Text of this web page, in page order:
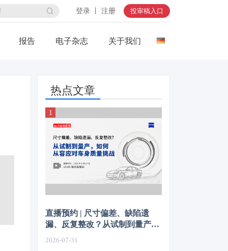
登录 丨 注册 投审稿入口
报告 电子杂志 关于我们
热点文章
直播预约 | 尺寸偏差、缺陷遗
漏、反复整改？从试制到量产，
2026-07-31